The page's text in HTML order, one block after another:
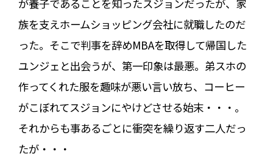
が養子であることを知ったスジョンだったが、家
族を支えホームショッピング会社に就職したのだ
った。そこで判事を辞めMBAを取得して帰国した
ユンジェと出会うが、第一印象は最悪。弟スホの
作ってくれた服を趣味が悪い言い放ち、コーヒー
がこぼれてスジョンにやけどさせる始末・・・。
それからも事あるごとに衝突を繰り返す二人だっ
たが・・・